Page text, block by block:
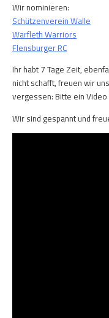
Wir nominieren:
Schützenverein Walle
Warfleth Warriors
Flensburger RC
Ihr habt 7 Tage Zeit,
nicht schafft, freuen wir
vergessen: Bitte ein
Wir sind gespannt und